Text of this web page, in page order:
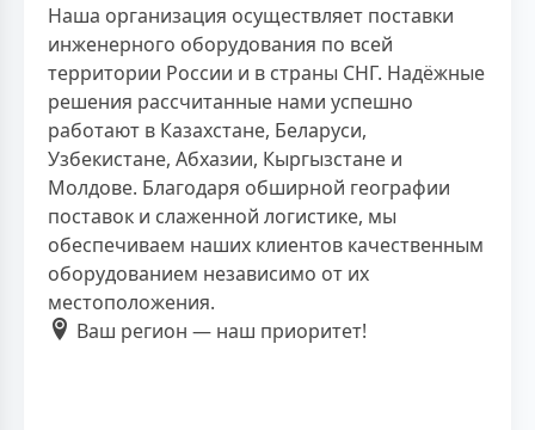
Наша организация осуществляет поставки
инженерного оборудования по всей
территории России и в страны СНГ. Надёжные
решения рассчитанные нами успешно
работают в Казахстане, Беларуси,
Узбекистане, Абхазии, Кыргызстане и
Молдове. Благодаря обширной географии
поставок и слаженной логистике, мы
обеспечиваем наших клиентов качественным
оборудованием независимо от их
местоположения.
Ваш регион — наш приоритет!